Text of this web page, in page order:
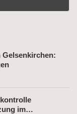
Gelsenkirchen:
im